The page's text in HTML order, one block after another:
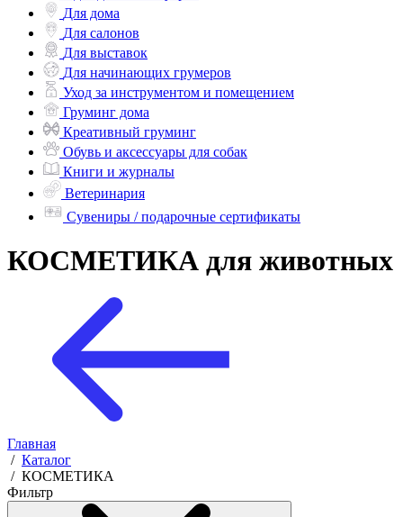
Для дома
Для салонов
Для выставок
Для начинающих грумеров
Уход за инструментом и помещением
Груминг дома
Креативный груминг
Обувь и аксессуары для собак
Книги и журналы
Ветеринария
Сувениры / подарочные сертификаты
КОСМЕТИКА для животных
Главная
/ Каталог
/ КОСМЕТИКА
Фильтр